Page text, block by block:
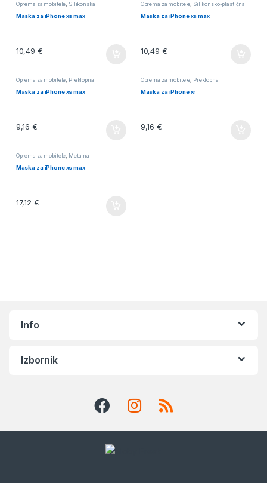
Oprema za mobitele, Silikonska
Maska za iPhone xs max
10,49 €
Oprema za mobitele, Silikonsko-plastična
Maska za iPhone xs max
10,49 €
Oprema za mobitele, Preklopna
Maska za iPhone xs max
9,16 €
Oprema za mobitele, Preklopna
Maska za iPhone xr
9,16 €
Oprema za mobitele, Metalna
Maska za iPhone xs max
17,12 €
Info
Izbornik